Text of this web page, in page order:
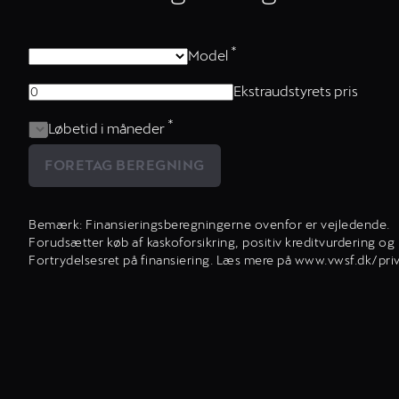
Model *
Ekstraudstyrets pris
Løbetid i måneder *
FORETAG BEREGNING
Bemærk: Finansieringsberegningerne ovenfor er vejledende.
Forudsætter køb af kaskoforsikring, positiv kreditvurdering og
Fortrydelsesret på finansiering. Læs mere på www.vwsf.dk/